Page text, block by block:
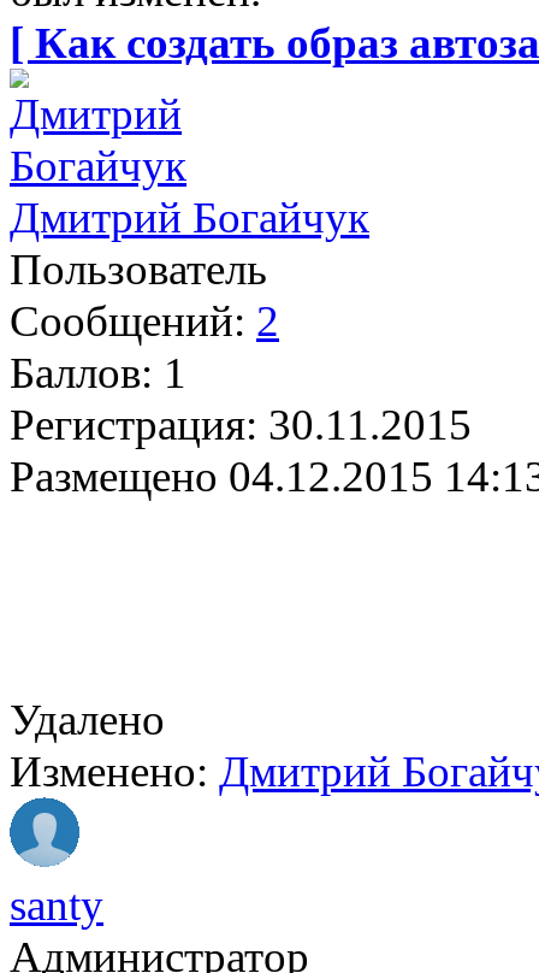
[ Как создать образ
Дмитрий Богайчук
Пользователь
Сообщений: 2
Баллов: 1
Регистрация: 30.11.2015
Размещено 04.12.2015
Удалено
Изменено: Дмитрий
santy
Администратор